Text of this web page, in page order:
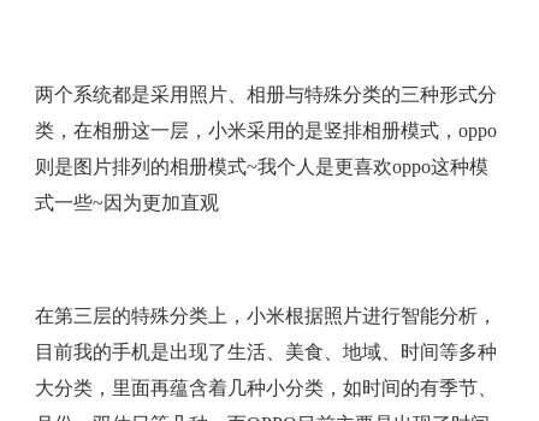
两个系统都是采用照片、相册与特殊分类的三种形式分
类，在相册这一层，小米采用的是竖排相册模式，oppo
则是图片排列的相册模式~我个人是更喜欢oppo这种模
式一些~因为更加直观
在第三层的特殊分类上，小米根据照片进行智能分析，
目前我的手机是出现了生活、美食、地域、时间等多种
大分类，里面再蕴含着几种小分类，如时间的有季节、